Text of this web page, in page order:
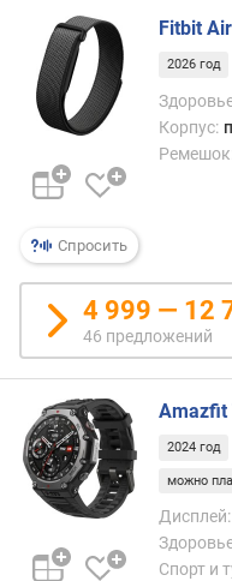
P
P
I
(
p
p
)
е
м
к
о
с
т
ь
а
к
к
м
Спросить
Fitbit Air
2026 год
Корпус:
4 999 — 12
46 предложений
Amazfit
2024 год
можно
Дисплей:
Спорт и